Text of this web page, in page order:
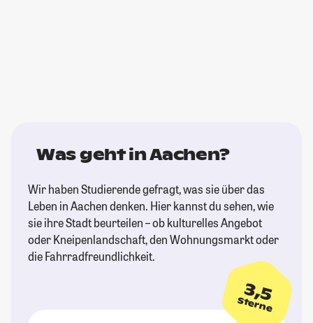
Was geht in Aachen?
Wir haben Studierende gefragt, was sie über das
Leben in Aachen denken. Hier kannst du sehen, wie
sie ihre Stadt beurteilen – ob kulturelles Angebot
oder Kneipenlandschaft, den Wohnungsmarkt oder
die Fahrradfreundlichkeit.
3,5
Sterne